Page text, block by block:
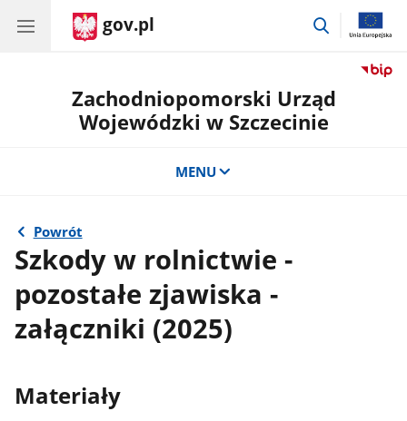
gov.pl
przejdź
Zachodniopomorski Urząd
Wojewódzki w Szczecinie
MENU
Powrót
Szkody w rolnictwie -
pozostałe zjawiska -
załączniki (2025)
Materiały